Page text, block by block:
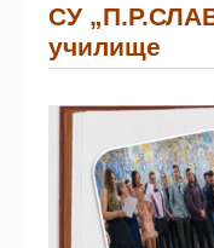
СУ
училище